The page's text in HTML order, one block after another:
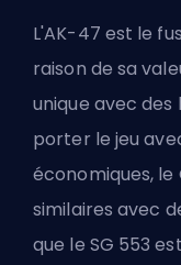
L'AK-47 est le
raison de sa
unique avec des
porter le jeu
économiques,
similaires avec
que le SG 553